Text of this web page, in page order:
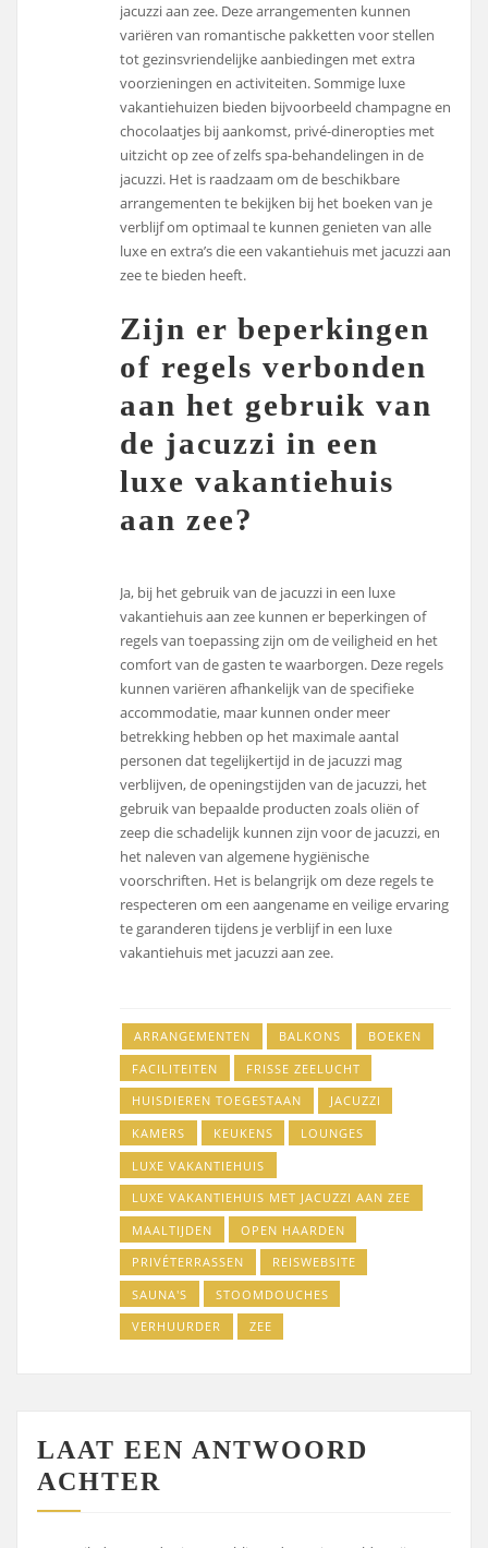
jacuzzi aan zee. Deze arrangementen kunnen
variëren van romantische pakketten voor stellen
tot gezinsvriendelijke aanbiedingen met extra
voorzieningen en activiteiten. Sommige luxe
vakantiehuizen bieden bijvoorbeeld champagne en
chocolaatjes bij aankomst, privé-dineropties met
uitzicht op zee of zelfs spa-behandelingen in de
jacuzzi. Het is raadzaam om de beschikbare
arrangementen te bekijken bij het boeken van je
verblijf om optimaal te kunnen genieten van alle
luxe en extra’s die een vakantiehuis met jacuzzi aan
zee te bieden heeft.
Zijn er beperkingen
of regels verbonden
aan het gebruik van
de jacuzzi in een
luxe vakantiehuis
aan zee?
Ja, bij het gebruik van de jacuzzi in een luxe
vakantiehuis aan zee kunnen er beperkingen of
regels van toepassing zijn om de veiligheid en het
comfort van de gasten te waarborgen. Deze regels
kunnen variëren afhankelijk van de specifieke
accommodatie, maar kunnen onder meer
betrekking hebben op het maximale aantal
personen dat tegelijkertijd in de jacuzzi mag
verblijven, de openingstijden van de jacuzzi, het
gebruik van bepaalde producten zoals oliën of
zeep die schadelijk kunnen zijn voor de jacuzzi, en
het naleven van algemene hygiënische
voorschriften. Het is belangrijk om deze regels te
respecteren om een aangename en veilige ervaring
te garanderen tijdens je verblijf in een luxe
vakantiehuis met jacuzzi aan zee.
ARRANGEMENTEN BALKONS
BOEKEN
FACILITEITEN
FRISSE ZEELUCHT
HUISDIEREN TOEGESTAAN
JACUZZI
KAMERS
KEUKENS
LOUNGES
LUXE VAKANTIEHUIS
LUXE VAKANTIEHUIS MET JACUZZI AAN ZEE
MAALTIJDEN
OPEN HAARDEN
PRIVÉTERRASSEN
REISWEBSITE
SAUNA'S
STOOMDOUCHES
VERHUURDER
ZEE
LAAT EEN ANTWOORD
ACHTER